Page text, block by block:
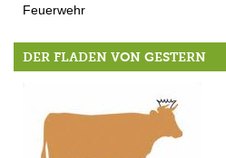
Feuerwehr
DER FLADEN VON GESTERN